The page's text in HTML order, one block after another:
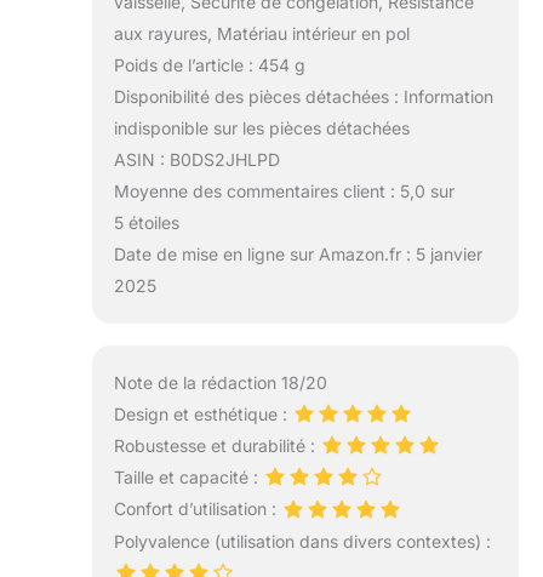
aux rayures, Matériau intérieur en pol
Poids de l’article : 454 g
Disponibilité des pièces détachées : Information
indisponible sur les pièces détachées
ASIN : B0DS2JHLPD
Moyenne des commentaires client : 5,0 sur
5 étoiles
Date de mise en ligne sur Amazon.fr : 5 janvier
2025
Note de la rédaction 18/20
Design et esthétique :
Robustesse et durabilité :
Taille et capacité :
Confort d’utilisation :
Polyvalence (utilisation dans divers contextes) :